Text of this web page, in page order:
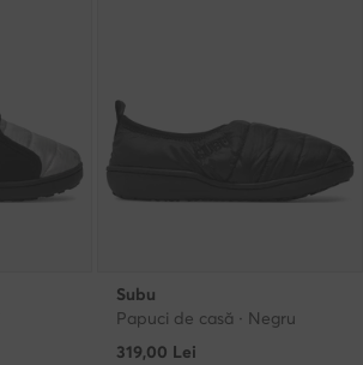
Subu
Papuci de casă · Negru
319,00 Lei